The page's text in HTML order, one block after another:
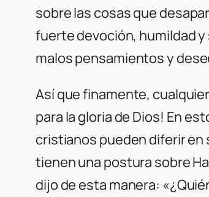
sobre las cosas que
fuerte devoción, humildad
malos pensamientos y
Así que finamente,
para la gloria de Dios! En
cristianos pueden diferir en
tienen una postura sobre
dijo de esta manera: